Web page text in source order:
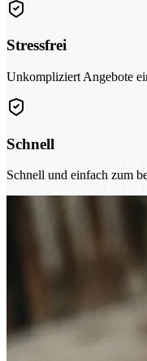
Stressfrei
Unkompliziert Angebote
Schnell
Schnell und einfach zum